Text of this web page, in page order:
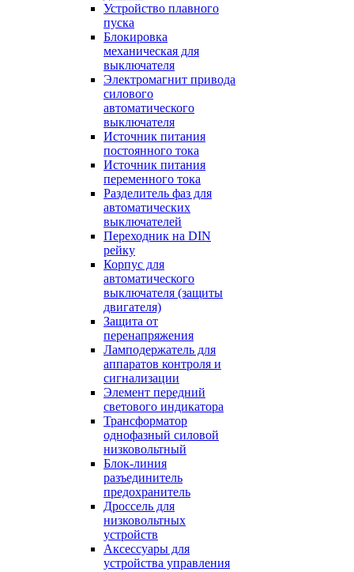
Устройство плавного
пуска
Блокировка
механическая для
выключателя
Электромагнит привода
силового
автоматического
выключателя
Источник питания
постоянного тока
Источник питания
переменного тока
Разделитель фаз для
автоматических
выключателей
Переходник на DIN
рейку
Корпус для
автоматического
выключателя (защиты
двигателя)
Защита от
перенапряжения
Ламподержатель для
аппаратов контроля и
сигнализации
Элемент передний
светового индикатора
Трансформатор
однофазный силовой
низковольтный
Блок-линия
разъединитель
предохранитель
Дроссель для
низковольтных
устройств
Аксессуары для
устройства управления